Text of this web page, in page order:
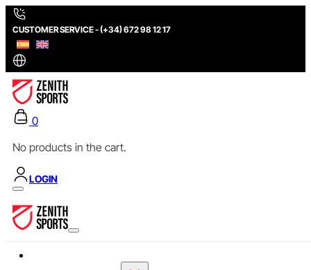
CUSTOMER SERVICE - (+34) 672 98 12 17
0
No products in the cart.
LOGIN